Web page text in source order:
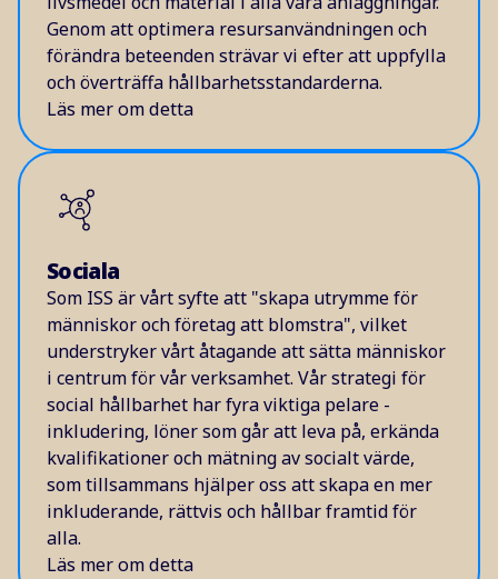
Genom att optimera resursanvändningen och
förändra beteenden strävar vi efter att uppfylla
och överträffa hållbarhetsstandarderna.
Läs mer om detta
Sociala
Som ISS är vårt syfte att "skapa utrymme för
människor och företag att blomstra", vilket
understryker vårt åtagande att sätta människor
i centrum för vår verksamhet. Vår strategi för
social hållbarhet har fyra viktiga pelare -
inkludering, löner som går att leva på, erkända
kvalifikationer och mätning av socialt värde,
som tillsammans hjälper oss att skapa en mer
inkluderande, rättvis och hållbar framtid för
alla.
Läs mer om detta